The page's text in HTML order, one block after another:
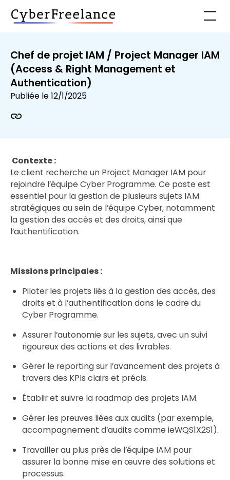
Chef de projet IAM / Project Manager IAM
(Access & Right Management et
Authentication)
Publiée le12/1/2025
Contexte :
Le client recherche un Project Manager IAM pour
rejoindre l’équipe Cyber Programme. Ce poste est
essentiel pour la gestion de plusieurs sujets IAM
stratégiques au sein de l’équipe Cyber, notamment
la gestion des accès et des droits, ainsi que
l’authentification.
Missions principales :
Piloter les projets liés à la gestion des accès, des
droits et à l’authentification dans le cadre du
Cyber Programme.
Assurer l’autonomie sur les sujets, avec un suivi
rigoureux des actions et des livrables.
Gérer le reporting sur l’avancement des projets à
travers des KPIs clairs et précis.
Établir et suivre la roadmap des projets IAM.
Gérer les preuves liées aux audits (par exemple,
accompagnement d’audits comme ieWQS1X2S1).
Travailler au plus près de l’équipe IAM pour
assurer la bonne mise en œuvre des solutions et
processus.